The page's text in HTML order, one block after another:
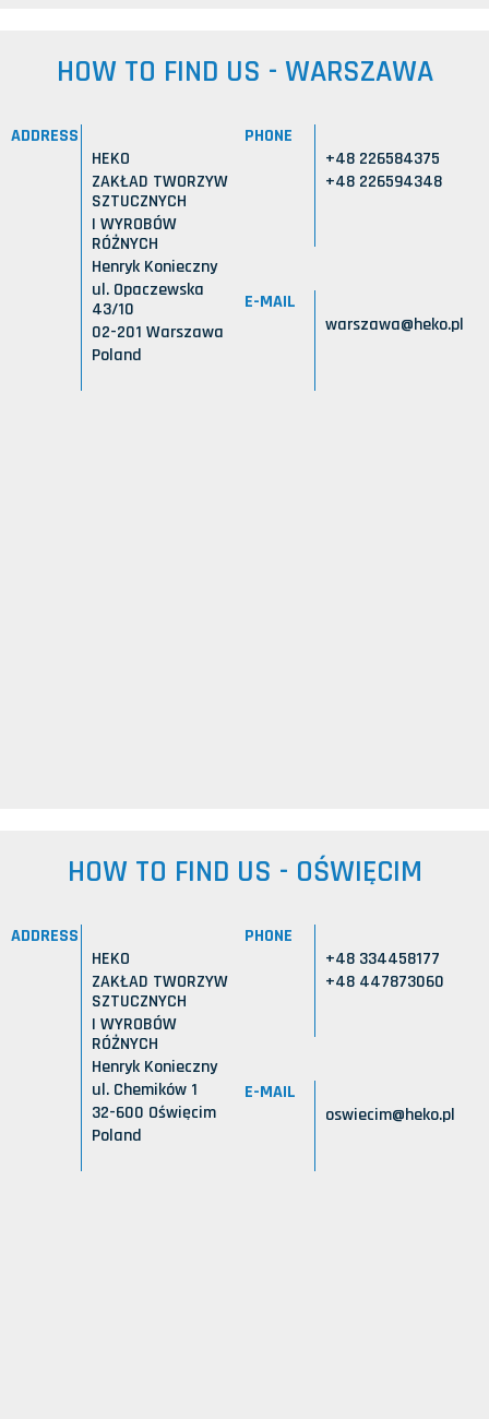
HOW TO FIND US - WARSZAWA
ADDRESS
HEKO
ZAKŁAD TWORZYW
SZTUCZNYCH
I WYROBÓW
RÓŻNYCH
Henryk Konieczny
ul. Opaczewska
43/10
02-201 Warszawa
Poland
PHONE
+48 226584375
+48 226594348
E-MAIL
warszawa@heko.pl
HOW TO FIND US - OŚWIĘCIM
ADDRESS
HEKO
ZAKŁAD TWORZYW
SZTUCZNYCH
I WYROBÓW
RÓŻNYCH
Henryk Konieczny
ul. Chemików 1
32-600 Oświęcim
Poland
PHONE
+48 334458177
+48 447873060
E-MAIL
oswiecim@heko.pl